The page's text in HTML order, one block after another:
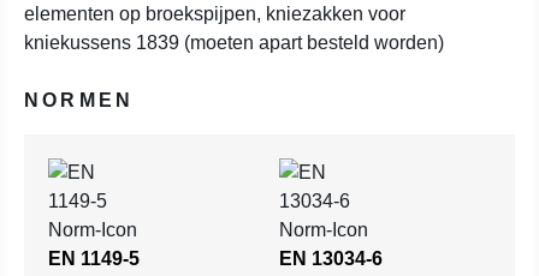
elementen op broekspijpen, kniezakken voor
kniekussens 1839 (moeten apart besteld worden)
NORMEN
EN 1149-5 EN 13034-6